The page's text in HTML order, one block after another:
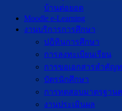
บ้านต่อยอด
Moodle e-Learning
งานบริการการศึกษา
ปฎิทินการศึกษา
การลงทะเบียนเรียน
การขอเอกสารสำคัญ
บัตรนักศึกษา
การทดสอบมาตรฐาน
งานประเมินผล